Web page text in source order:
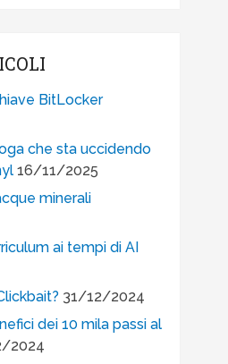
BitLocker
che sta uccidendo
16/11/2025
minerali
ai tempi di AI
31/12/2024
dei 10 mila passi al
2024